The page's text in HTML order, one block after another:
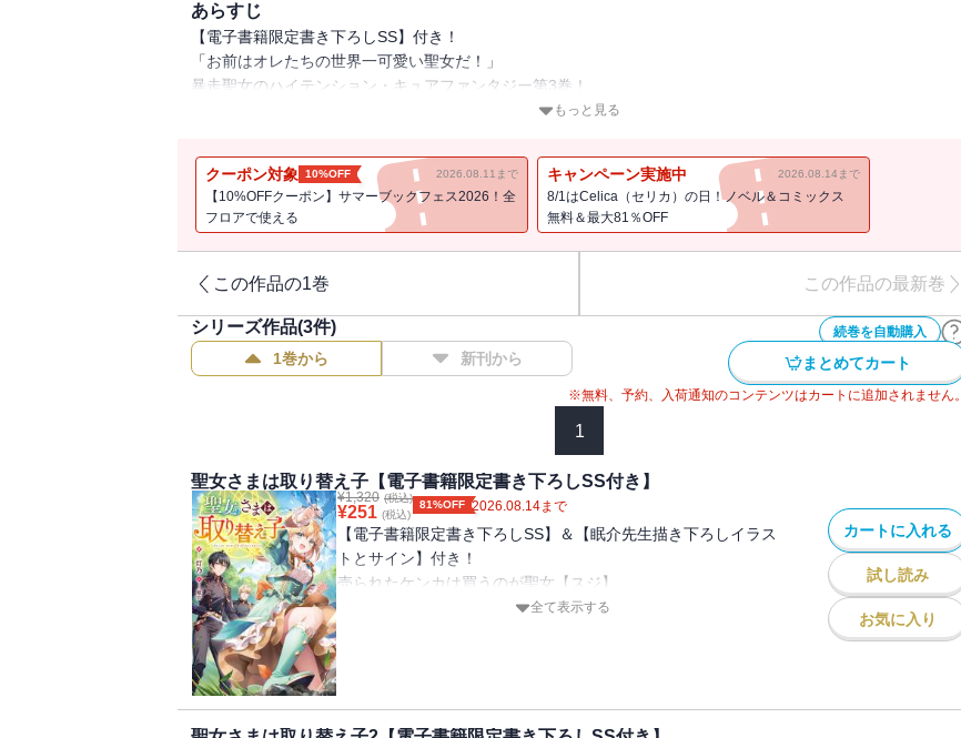
あらすじ
【電子書籍限定書き下ろしSS】付き！
「お前はオレたちの世界一可愛い聖女だ！」
暴走聖女のハイテンション・キュアファンタジー第3巻！
書き下ろし番外編巻末収録！
【あらすじ】
狂化魔獣を浄化し魔力を使い切ったナギは、雪原に倒れてしまう。
おまけに各国から続々と聖女発見の報が入り、ついに聖女5人全員が揃い踏み！
頼もしい同族たちと比べ、自分は「聖歌」さえも歌えない劣等感を思わず口にするがーー？
「お前は、何があろうとオレたちにとって世界一可愛い聖女だ」
彼女を守る魔導騎士たちに褒め殺しにあい、失った自信を取り戻すと、誰と比べることもなく、自分らしい聖女
そんな中、ミロスラヴァ王国各地で、地脈の乱れによるスタンピードが発生！
一国滅亡の危機に聖女の力が集う!? 暴走聖女のハイテンション・キュアファンタジー第3巻！
著者について
灯乃
先日、愛犬の前脚に悪性腫瘍ができてしまい、その治療費で五十万円以上吹っ飛びました(´･ω･`)
でも、ペット保険に入っていたお陰で、だいぶお財布の傷は浅くなりました。
ペットと暮らしているみなさま、万が一に備えてぜひ保険に入っておきましょう！
もっと見る
クーポン対象 10%OFF 2026.08.11まで
【10%OFFクーポン】サマーブックフェス2026！全
フロアで使える
キャンペーン実施中 2026.08.14まで
8/1はCelica（セリカ）の日！ノベル＆コミックス
無料＆最大81％OFF
この作品の1巻 この作品の最新巻
続巻を自動購入
シリーズ作品(3件)
1巻から 新刊から まとめてカート
※無料、予約、入荷通知のコンテンツはカートに追加されません。
1
聖女さまは取り替え子【電子書籍限定書き下ろしSS付き】
¥1,320 (税込)
¥251 (税込)
81%OFF 2026.08.14まで
【電子書籍限定書き下ろしSS】＆【眠介先生描き下ろしイラス
トとサイン】付き！
売られたケンカは買うのが聖女【スジ】
全て表示する
カートに入れる
試し読み
お気に入り